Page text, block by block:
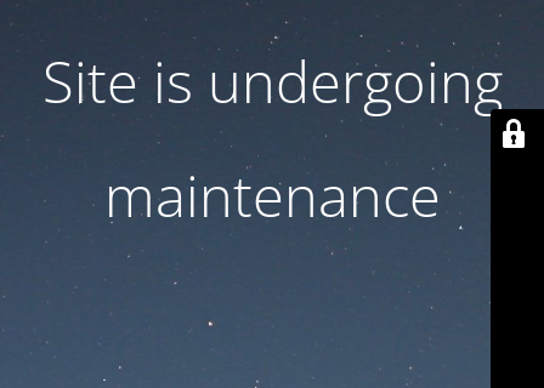
Site is undergoing
maintenance